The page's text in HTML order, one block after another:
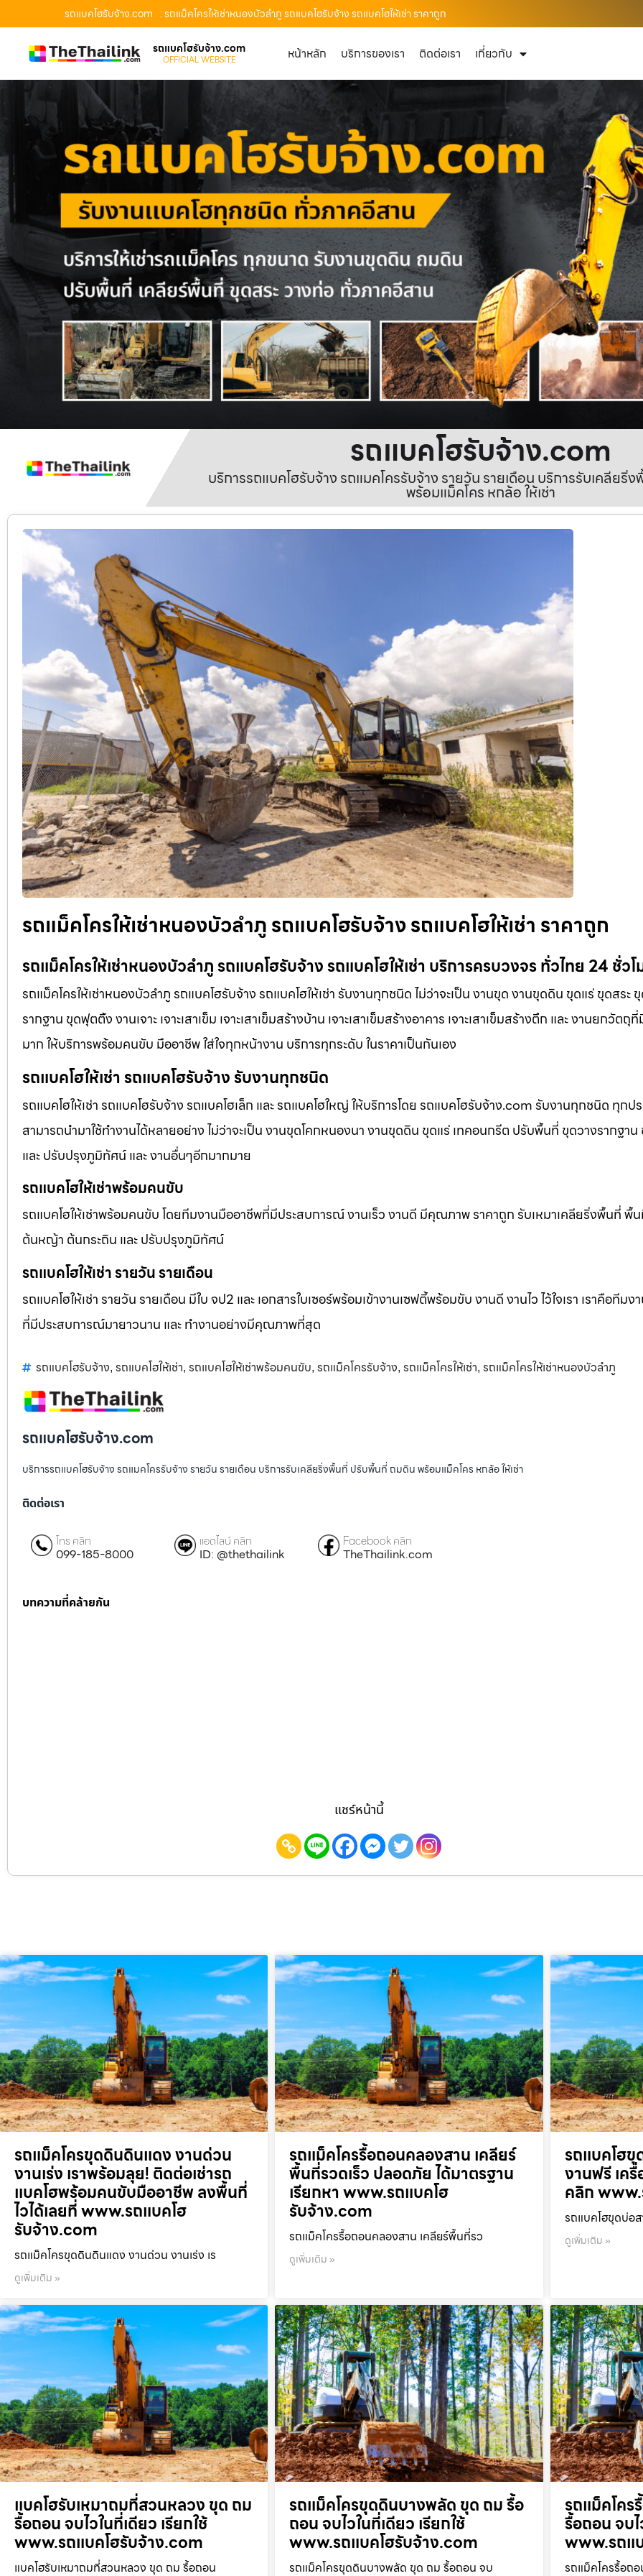
รถแบคโฮรับจ้าง.com : รถแม็คโครให้เช่าหนองบัวลำภู รถแบคโฮรับจ้าง รถแบคโฮให้เช่า ราคาถูก
รถแบคโฮรับจ้าง.com
OFFICIAL WEBSITE หน้าหลัก บริการของเรา ติดต่อเรา เกี่ยวกับ
รถแบคโฮรับจ้าง.com
บริการรถแบคโฮรับจ้าง รถแมคโครรับจ้าง รายวัน รายเดือน บริการรับเคลีย
พร้อมแม็คโคร หกล้อ ให้เช่า
รถแม็คโครให้เช่าหนองบัวลำภู รถแบคโฮรับจ้าง รถแบคโฮให้เช่า ราคาถูก
รถแม็คโครให้เช่าหนองบัวลำภู รถแบคโฮรับจ้าง รถแบคโฮให้เช่า บริการครบวงจร ทั่วไทย 24 ชั่วโ
รถแม็คโครให้เช่าหนองบัวลำภู รถแบคโฮรับจ้าง รถแบคโฮให้เช่า รับงานทุกชนิด ไม่ว่าจะเป็น งานขุด งานขุดดิน ขุดแร่ ขุดสระ
รากฐาน ขุดฟุตติ้ง งานเจาะ เจาะเสาเข็ม เจาะเสาเข็มสร้างบ้าน เจาะเสาเข็มสร้างอาคาร เจาะเสาเข็มสร้างตึก และ งานยกวัตถุ
มาก ให้บริการพร้อมคนขับ มืออาชีพ ใส่ใจทุกหน้างาน บริการทุกระดับ ในราคาเป็นกันเอง
รถแบคโฮให้เช่า รถแบคโฮรับจ้าง รับงานทุกชนิด
รถแบคโฮให้เช่า รถแบคโฮรับจ้าง รถแบคโฮเล็ก และ รถแบคโฮใหญ่ ให้บริการโดย รถแบคโฮรับจ้าง.com รับงานทุกชนิด ทุกปร
สามารถนำมาใช้ทำงานได้หลายอย่าง ไม่ว่าจะเป็น งานขุดโคกหนองนา งานขุดดิน ขุดแร่ เทคอนกรีต ปรับพื้นที่ ขุดวางรากฐา
และ ปรับปรุงภูมิทัศน์ และ งานอื่นๆอีกมากมาย
รถแบคโฮให้เช่าพร้อมคนขับ
รถแบคโฮให้เช่าพร้อมคนขับ โดยทีมงานมืออาชีพที่มีประสบการณ์ งานเร็ว งานดี มีคุณภาพ ราคาถูก รับเหมาเคลียริ่งพื้นที่ พื้
ต้นหญ้า ต้นกระถิน และ ปรับปรุงภูมิทัศน์
รถแบคโฮให้เช่า รายวัน รายเดือน
รถแบคโฮให้เช่า รายวัน รายเดือน มีใบ จป2 และ เอกสารใบเซอร์พร้อมเข้างานเซฟตี้พร้อมขับ งานดี งานไว ไว้ใจเรา เราคือทีม
ที่มีประสบการณ์มายาวนาน และ ทำงานอย่างมีคุณภาพที่สุด
รถแบคโฮรับจ้าง, รถแบคโฮให้เช่า, รถแบคโฮให้เช่าพร้อมคนขับ, รถแม็คโครรับจ้าง, รถแม็คโครให้เช่า, รถแม็คโครให้เช่าหนองบัวลำภู
รถแบคโฮรับจ้าง.com
บริการรถแบคโฮรับจ้าง รถแมคโครรับจ้าง รายวัน รายเดือน บริการรับเคลียริ่งพื้นที่ ปรับพื้นที่ ถมดิน พร้อมแม็คโคร หกล้อ ให้เช่า
ติดต่อเรา
โทร คลิก
099-185-8000
แอดไลน์ คลิก
ID: @thethailink
Facebook คลิก
TheThailink.com
บทความที่คล้ายกัน
แชร์หน้านี้
รถแม็คโครขุดดินดินแดง งานด่วน
งานเร่ง เราพร้อมลุย! ติดต่อเช่ารถ
แบคโฮพร้อมคนขับมืออาชีพ ลงพื้นที่
ไวได้เลยที่ www.รถแบคโฮ
รับจ้าง.com
รถแม็คโครขุดดินดินแดง งานด่วน งานเร่ง เร
ดูเพิ่มเติม »
รถแม็คโครรื้อถอนคลองสาน เคลียร์
พื้นที่รวดเร็ว ปลอดภัย ได้มาตรฐาน
เรียกหา www.รถแบคโฮ
รับจ้าง.com
รถแม็คโครรื้อถอนคลองสาน เคลียร์พื้นที่รว
ดูเพิ่มเติม »
รถแบคโฮขุ
งานฟรี เค
คลิก
รถแบคโฮขุดบ่อส
ดูเพิ่มเติม »
แบคโฮรับเหมาถมที่สวนหลวง ขุด ถม
รื้อถอน จบไวในที่เดียว เรียกใช้
www.รถแบคโฮรับจ้าง.com
แบคโฮรับเหมาถมที่สวนหลวง ขุด ถม รื้อถอน
รถแม็คโครขุดดินบางพลัด ขุด ถม รื้อ
ถอน จบไวในที่เดียว เรียกใช้
www.รถแบคโฮรับจ้าง.com
รถแม็คโครขุดดินบางพลัด ขุด ถม รื้อถอน จบ
รถแม็คโค
รื้อถอน จบไ
www.รถแ
รถแม็คโครรื้อถ